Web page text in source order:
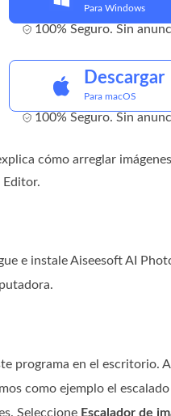
Para Windows
100% Seguro. Sin
Descargar
Para macOS
100% Seguro. Sin
cómo arreglar
e instale Aiseesoft AI
programa en el escritorio.
como ejemplo el
Seleccione Escalador de